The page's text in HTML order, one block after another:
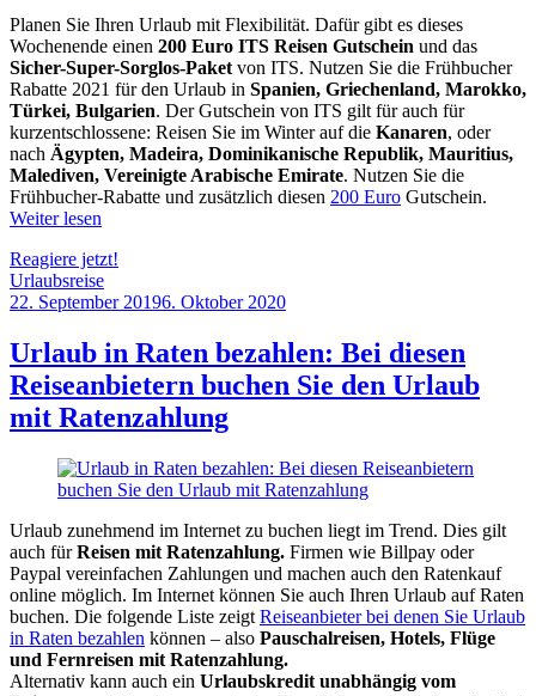
Planen Sie Ihren Urlaub mit Flexibilität. Dafür gibt es dieses
Wochenende einen 200 Euro ITS Reisen Gutschein und das
Sicher-Super-Sorglos-Paket von ITS. Nutzen Sie die Frühbucher
Rabatte 2021 für den Urlaub in Spanien, Griechenland, Marokko,
Türkei, Bulgarien. Der Gutschein von ITS gilt für auch für
kurzentschlossene: Reisen Sie im Winter auf die Kanaren, oder
nach Ägypten, Madeira, Dominikanische Republik, Mauritius,
Malediven, Vereinigte Arabische Emirate. Nutzen Sie die
Frühbucher-Rabatte und zusätzlich diesen 200 Euro Gutschein.
Weiter lesen
Reagiere jetzt!
Urlaubsreise
22. September 20196. Oktober 2020
Allan
Urlaub in Raten bezahlen: Bei diesen
Reiseanbietern buchen Sie den Urlaub
mit Ratenzahlung
Urlaub zunehmend im Internet zu buchen liegt im Trend. Dies gilt
auch fürReisen mit Ratenzahlung. Firmen wie Billpay oder
Paypal vereinfachen Zahlungen und machen auch den Ratenkauf
online möglich. Im Internet können Sie auch Ihren Urlaub auf Raten
buchen. Die folgende Liste zeigt Reiseanbieter bei denen Sie Urlaub
in Raten bezahlen können – also Pauschalreisen, Hotels, Flüge
und Fernreisen mit Ratenzahlung.
Alternativ kann auch ein Urlaubskredit unabhängig vom